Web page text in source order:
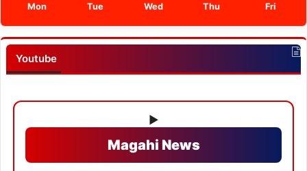
Mon Tue Wed Thu Fri
Youtube
▶
Magahi News